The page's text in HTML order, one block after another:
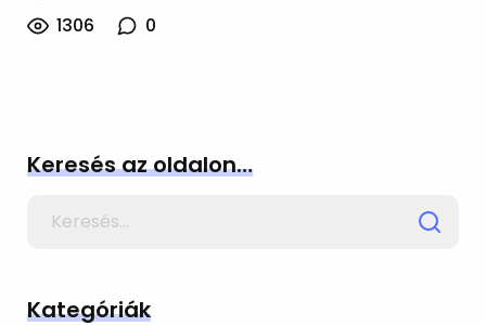
1306 0
Keresés az oldalon…
Kategóriák